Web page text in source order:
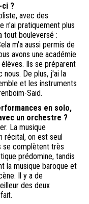
ci ?
avec des
n'ai pratiquement plus
tout bouleversé :
m'a aussi permis de
avons une académie
Ils se préparent
De plus, j'ai la
et les instruments
Said.
en solo,
un orchestre ?
La musique
récital, on est seul
se complètent très
prédomine, tandis
la musique baroque et
Il y a de
des deux